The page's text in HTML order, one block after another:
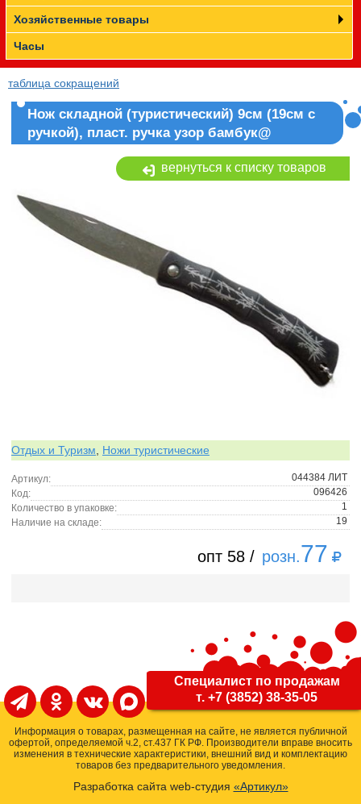
Хозяйственные товары
Часы
таблица сокращений
Нож складной (туристический) 9см (19см с
ручкой), пласт. ручка узор бамбук@
вернуться к списку товаров
Отдых и Туризм, Ножи туристические
Артикул:
044384 ЛИТ
Код:
096426
Количество в упаковке:
1
Наличие на складе:
19
опт 58 / розн.77
Специалист по продажам
т. +7 (3852) 38-35-05
Информация о товарах, размещенная на сайте, не является публичной
офертой, определяемой ч.2, ст.437 ГК РФ. Производители вправе вносить
изменения в технические характеристики, внешний вид и комплектацию
товаров без предварительного уведомления.
Разработка сайта web-студия «Артикул»